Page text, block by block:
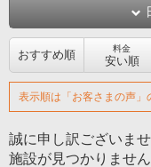
おすすめ順 料金
安い順
表示順は「お客さまの声」
誠に申し訳ございま
施設が見つかりませ